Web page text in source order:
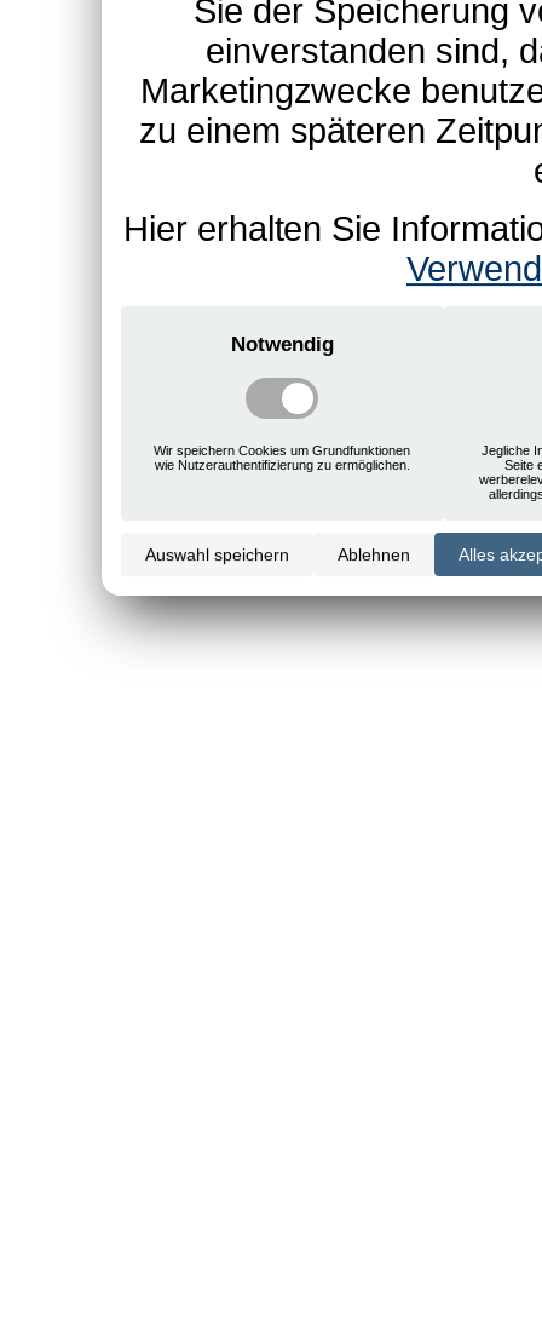
Sie der Speicherung
einverstanden sind,
Marketingzwecke
zu einem späteren
Hier erhalten Sie
Notwendig
Wir speichern Cookies um Grundfunktionen
wie Nutzerauthentifizierung zu ermöglichen.
Jegliche
Seite
Auswahl speichern Ablehnen Alles